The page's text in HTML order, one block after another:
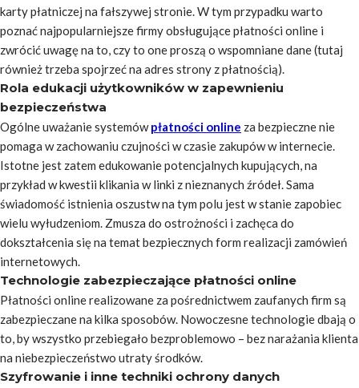
karty płatniczej na fałszywej stronie. W tym przypadku warto
poznać najpopularniejsze firmy obsługujące płatności online i
zwrócić uwagę na to, czy to one proszą o wspomniane dane (tutaj
również trzeba spojrzeć na adres strony z płatnością).
Rola edukacji użytkowników w zapewnieniu
bezpieczeństwa
Ogólne uważanie systemówpłatności online za bezpieczne nie
pomaga w zachowaniu czujności w czasie zakupów w internecie.
Istotne jest zatem edukowanie potencjalnych kupujących, na
przykład w kwestii klikania w linki z nieznanych źródeł. Sama
świadomość istnienia oszustw na tym polu jest w stanie zapobiec
wielu wyłudzeniom. Zmusza do ostrożności i zachęca do
dokształcenia się na temat bezpiecznych form realizacji zamówień
internetowych.
Technologie zabezpieczające płatności online
Płatności online realizowane za pośrednictwem zaufanych firm są
zabezpieczane na kilka sposobów. Nowoczesne technologie dbają o
to, by wszystko przebiegało bezproblemowo – bez narażania klienta
na niebezpieczeństwo utraty środków.
Szyfrowanie i inne techniki ochrony danych